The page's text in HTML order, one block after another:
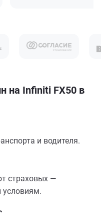
на Infiniti FX50 в
и водителя.
страховых —
условиям.